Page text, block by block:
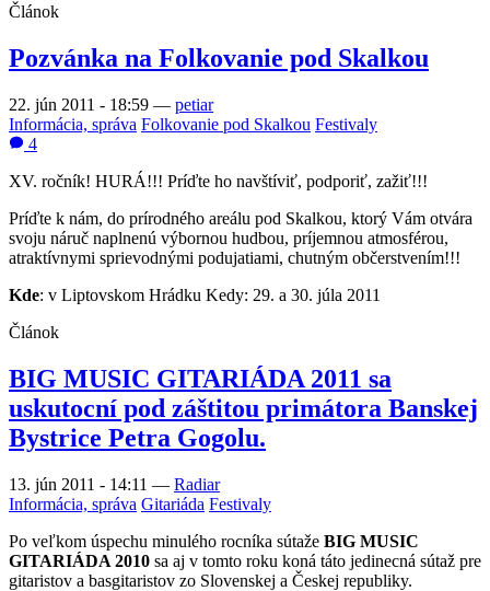
Článok
Pozvánka na Folkovanie pod Skalkou
22. jún 2011 - 18:59 — petiar
Informácia, správa Folkovanie pod Skalkou Festivaly
4
XV. ročník! HURÁ!!! Príďte ho navštíviť, podporiť, zažiť!!!
Príďte k nám, do prírodného areálu pod Skalkou, ktorý Vám otvára
svoju náruč naplnenú výbornou hudbou, príjemnou atmosférou,
atraktívnymi sprievodnými podujatiami, chutným občerstvením!!!
Kde: v Liptovskom Hrádku Kedy: 29. a 30. júla 2011
Článok
BIG MUSIC GITARIÁDA 2011 sa
uskutocní pod záštitou primátora Banskej
Bystrice Petra Gogolu.
13. jún 2011 - 14:11 — Radiar
Informácia, správa Gitariáda Festivaly
Po veľkom úspechu minulého rocníka sútaže BIG MUSIC
GITARIÁDA 2010 sa aj v tomto roku koná táto jedinecná sútaž pre
gitaristov a basgitaristov zo Slovenskej a Českej republiky.